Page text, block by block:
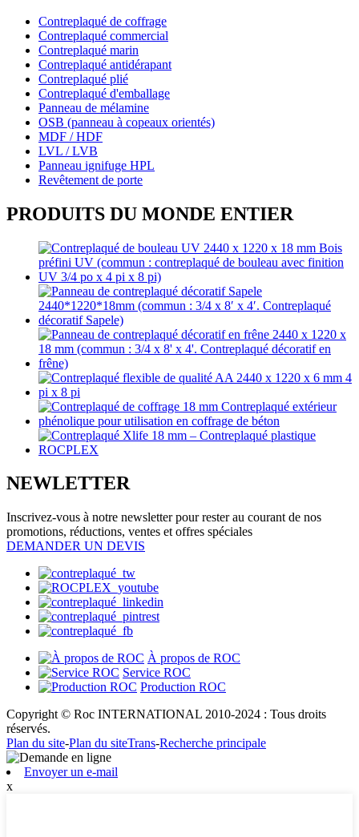
Contreplaqué de coffrage
Contreplaqué commercial
Contreplaqué marin
Contreplaqué antidérapant
Contreplaqué plié
Contreplaqué d'emballage
Panneau de mélamine
OSB (panneau à copeaux orientés)
MDF / HDF
LVL / LVB
Panneau ignifuge HPL
Revêtement de porte
PRODUITS DU MONDE ENTIER
NEWLETTER
Inscrivez-vous à notre newsletter pour rester au courant de nos
promotions, réductions, ventes et offres spéciales
DEMANDER UN DEVIS
À propos de ROC
Service ROC
Production ROC
Copyright © Roc INTERNATIONAL 2010-2024 : Tous droits
réservés.
Plan du site-Plan du siteTrans-Recherche principale
Envoyer un e-mail
x